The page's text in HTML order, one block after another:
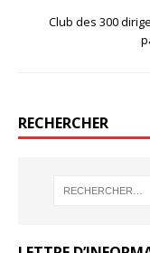
Club des 300
RECHERCHER